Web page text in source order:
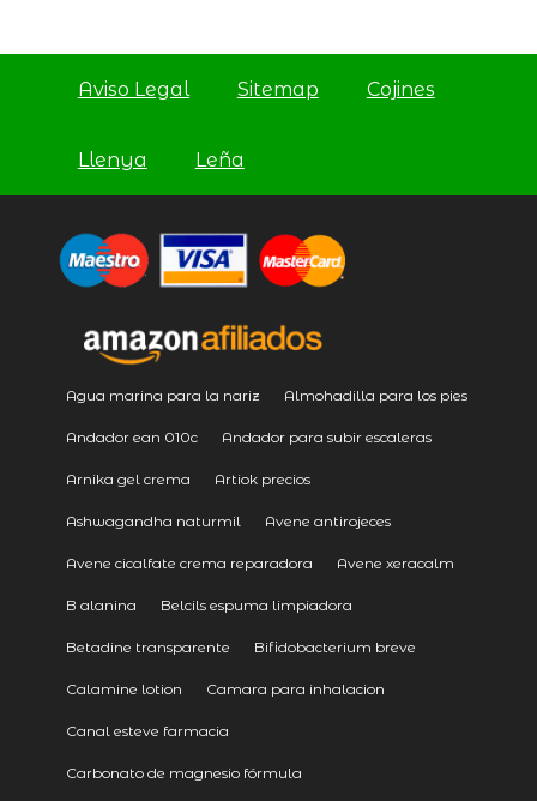
Aviso Legal Sitemap Cojines
Llenya Leña
Agua marina para la nariz Almohadilla para los pies
Andador ean 010c Andador para subir escaleras
Arnika gel crema Artiok precios
Ashwagandha naturmil Avene antirojeces
Avene cicalfate crema reparadora Avene xeracalm
B alanina Belcils espuma limpiadora
Betadine transparente Bifidobacterium breve
Calamine lotion Camara para inhalacion
Canal esteve farmacia
Carbonato de magnesio fórmula